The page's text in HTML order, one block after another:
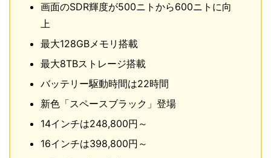
画面のSDR輝度が500ニトから600ニトに向
上
最大128GBメモリ搭載
最大8TBストレージ搭載
バッテリー駆動時間は22時間
新色「スペースブラック」登場
14インチは248,800円～
16インチは398,800円～